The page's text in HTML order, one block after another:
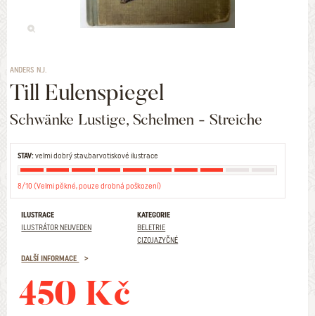
ANDERS N.J.
Till Eulenspiegel
Schwänke Lustige, Schelmen - Streiche
STAV:velmi dobrý stav,barvotiskové ilustrace
8/10 (Velmi pěkné, pouze drobná poškození)
ILUSTRACE
ILUSTRÁTOR NEUVEDEN
KATEGORIE
BELETRIE
CIZOJAZYČNÉ
DALŠÍ INFORMACE
450 Kč